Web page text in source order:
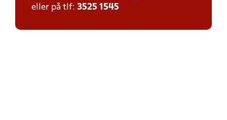
eller på tlf: 3525 1545